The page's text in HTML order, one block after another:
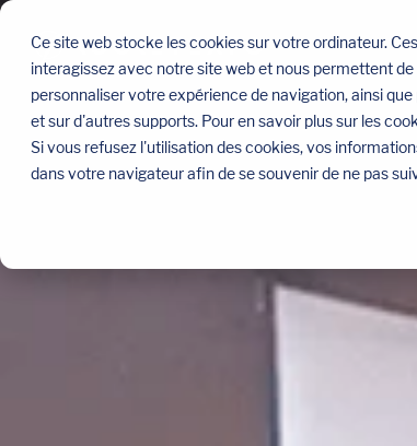
Ce site web stocke les cookies sur votre ordinateur.
interagissez avec notre site web et nous permettent
personnaliser votre expérience de navigation, ainsi
et sur d'autres supports. Pour en savoir plus sur les
Si vous refusez l'utilisation des cookies, vos
dans votre navigateur afin de se souvenir de ne pas
Sauter
menu